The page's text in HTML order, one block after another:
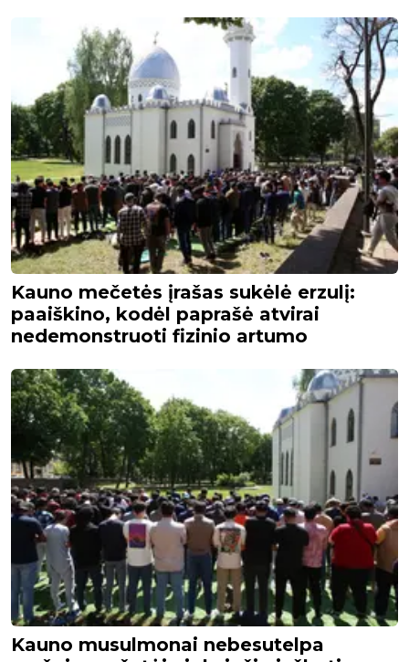
Kauno mečetės įrašas sukėlė erzulį:
paaiškino, kodėl paprašė atvirai
nedemonstruoti fizinio artumo
Kauno musulmonai nebesutelpa